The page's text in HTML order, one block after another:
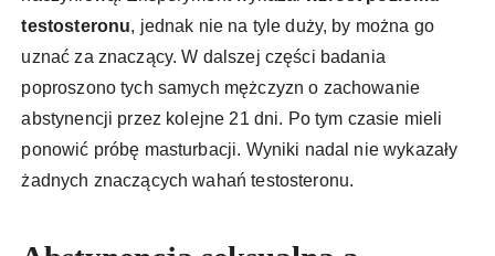
testosteronu, jednak nie na tyle duży, by można go
uznać za znaczący. W dalszej części badania
poproszono tych samych mężczyzn o zachowanie
abstynencji przez kolejne 21 dni. Po tym czasie mieli
ponowić próbę masturbacji. Wyniki nadal nie wykazały
żadnych znaczących wahań testosteronu.